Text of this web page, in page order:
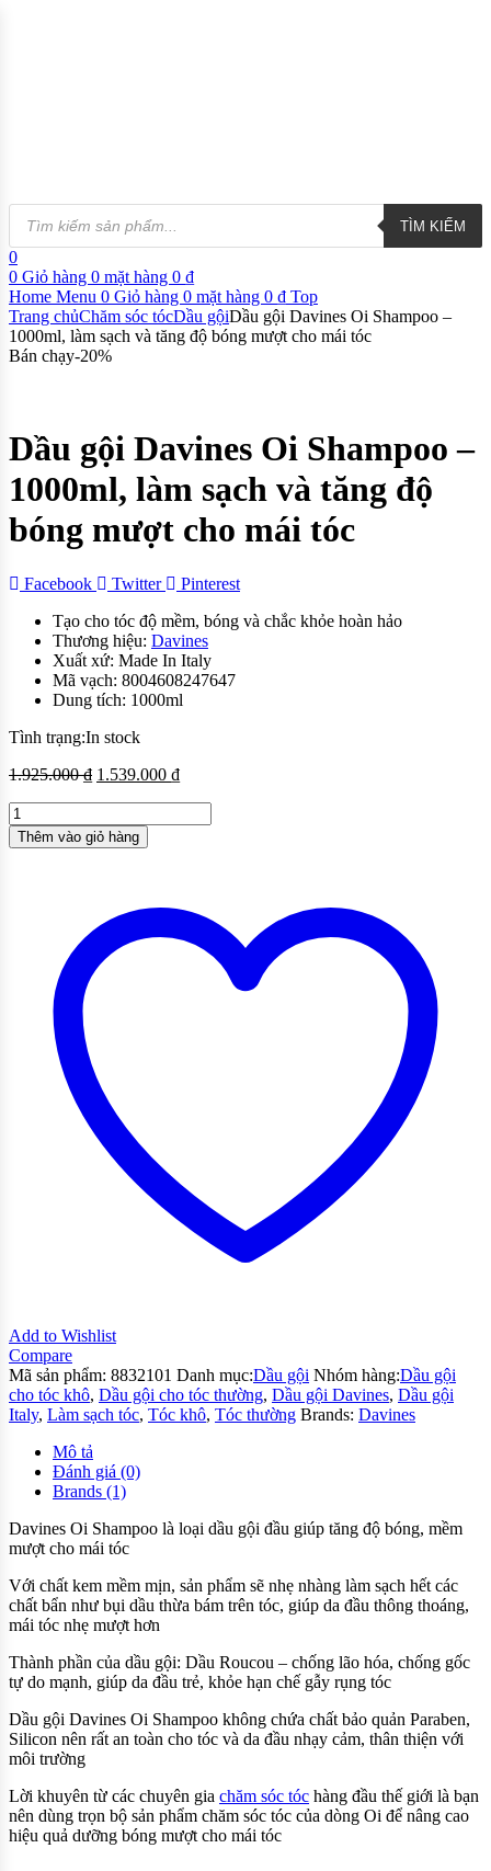
TÌM KIẾM
0
0 Giỏ hàng 0 mặt hàng 0 ₫
Home Menu 0 Giỏ hàng 0 mặt hàng 0 ₫ Top
Trang chủChăm sóc tócDầu gộiDầu gội Davines Oi Shampoo –
1000ml, làm sạch và tăng độ bóng mượt cho mái tóc
Bán chạy-20%
Dầu gội Davines Oi Shampoo –
1000ml, làm sạch và tăng độ
bóng mượt cho mái tóc
Facebook Twitter
Pinterest
Tạo cho tóc độ mềm, bóng và chắc khỏe hoàn hảo
Thương hiệu: Davines
Xuất xứ: Made In Italy
Mã vạch: 8004608247647
Dung tích: 1000ml
Tình trạng:In stock
1.925.000₫ 1.539.000 ₫
Thêm vào giỏ hàng
Add to Wishlist
Compare
Mã sản phẩm: 8832101 Danh mục:Dầu gội Nhóm hàng:Dầu gội
cho tóc khô, Dầu gội cho tóc thường, Dầu gội Davines, Dầu gội
Italy, Làm sạch tóc, Tóc khô, Tóc thường Brands: Davines
Mô tả
Đánh giá (0)
Brands (1)
Davines Oi Shampoo là loại dầu gội đầu giúp tăng độ bóng, mềm
mượt cho mái tóc
Với chất kem mềm mịn, sản phẩm sẽ nhẹ nhàng làm sạch hết các
chất bẩn như bụi dầu thừa bám trên tóc, giúp da đầu thông thoáng,
mái tóc nhẹ mượt hơn
Thành phần của dầu gội: Dầu Roucou – chống lão hóa, chống gốc
tự do mạnh, giúp da đầu trẻ, khỏe hạn chế gẫy rụng tóc
Dầu gội Davines Oi Shampoo không chứa chất bảo quản Paraben,
Silicon nên rất an toàn cho tóc và da đầu nhạy cảm, thân thiện với
môi trường
Lời khuyên từ các chuyên gia chăm sóc tóc hàng đầu thế giới là bạn
nên dùng trọn bộ sản phẩm chăm sóc tóc của dòng Oi để nâng cao
hiệu quả dưỡng bóng mượt cho mái tóc